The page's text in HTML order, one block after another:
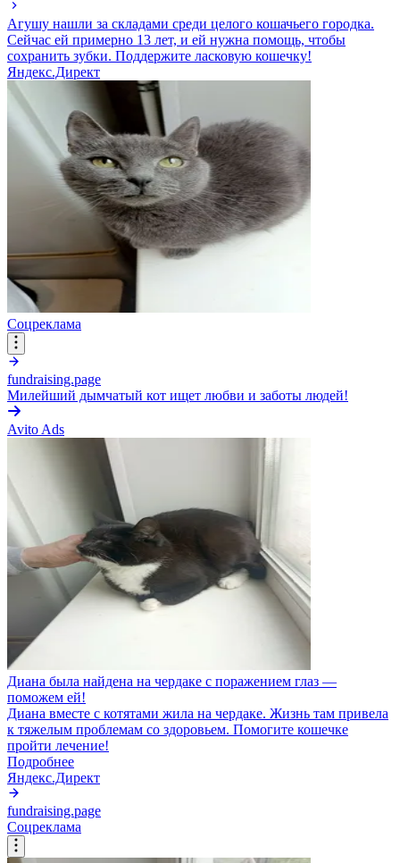
Агушу нашли за складами среди целого кошачьего городка.
Сейчас ей примерно 13 лет, и ей нужна помощь, чтобы
сохранить зубки. Поддержите ласковую кошечку!
Яндекс.Директ
Соцреклама
fundraising.page
Милейший дымчатый кот ищет любви и заботы людей!
Avito Ads
Диана была найдена на чердаке с поражением глаз —
поможем ей!
Диана вместе с котятами жила на чердаке. Жизнь там привела
к тяжелым проблемам со здоровьем. Помогите кошечке
пройти лечение!
Подробнее
Яндекс.Директ
fundraising.page
Соцреклама